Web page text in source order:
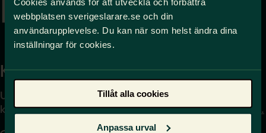
webbplatsen sverigeslarare.se och din
användarupplevelse. Du kan när som helst ändra dina
inställningar för cookies.
Tillåt alla cookies
Anpassa urval
Kontakta
Uppgifter om hur du
kontaktar oss finns här.
Press
Journalist – du når oss
på press@sverigeslarare.
se